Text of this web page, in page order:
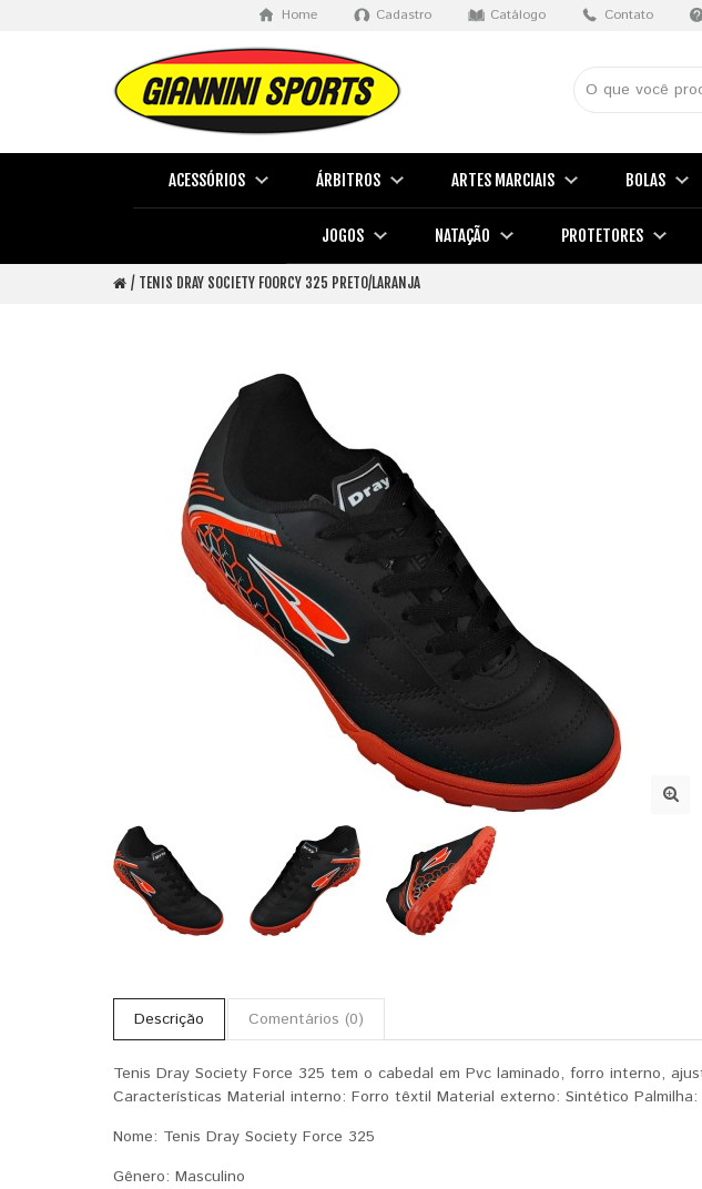
Home Cadastro Catálogo Contato
ACESSÓRIOS ÁRBITROS ARTES MARCIAIS BOLAS
JOGOS NATAÇÃO PROTETORES
TENIS DRAY SOCIETY FOORCY 325 PRETO/LARANJA
Descrição Comentários (0)
Tenis Dray Society Force 325 tem o cabedal em Pvc laminado, forro interno,
Características Material interno: Forro têxtil Material externo: Sintético Palmilha:
Nome: Tenis Dray Society Force 325
Gênero: Masculino